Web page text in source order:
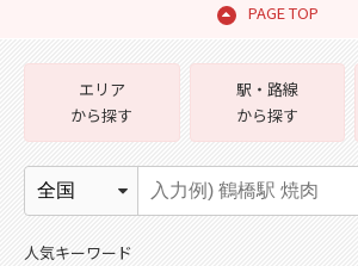
PAGE TOP
エリア
から探す
駅・路線
から探す
人気キーワード